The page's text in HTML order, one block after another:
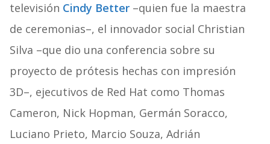
televisión Cindy Better–quien fue la maestra
de ceremonias–, el innovador social Christian
Silva –que dio una conferencia sobre su
proyecto de prótesis hechas con impresión
3D–, ejecutivos de Red Hat como Thomas
Cameron, Nick Hopman, Germán Soracco,
Luciano Prieto, Marcio Souza, Adrián